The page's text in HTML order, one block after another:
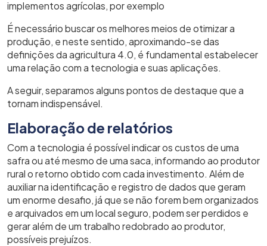
implementos agrícolas, por exemplo
É necessário buscar os melhores meios de otimizar a
produção, e neste sentido, aproximando-se das
definições da agricultura 4.0, é fundamental estabelecer
uma relação com a tecnologia e suas aplicações.
A seguir, separamos alguns pontos de destaque que a
tornam indispensável.
Elaboração de relatórios
Com a tecnologia é possível indicar os custos de uma
safra ou até mesmo de uma saca, informando ao produtor
rural o retorno obtido com cada investimento. Além de
auxiliar na identificação e registro de dados que geram
um enorme desafio, já que se não forem bem organizados
e arquivados em um local seguro, podem ser perdidos e
gerar além de um trabalho redobrado ao produtor,
possíveis prejuízos.